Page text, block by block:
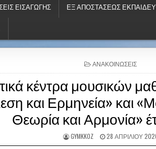
ΕΙΣΑΓΩΓΉΣ ΕΞ ΑΠΟΣΤΆΣΕΩΣ
P
O
T
D
N
ΑΝΑΚΟΙΝΏΣΕΙΣ
κέντρα μουσικών
και Ερμηνεία» και
Θεωρία και Αρμονία»
GYMKKOZ 28 ΑΠΡΙΛΊΟΥ